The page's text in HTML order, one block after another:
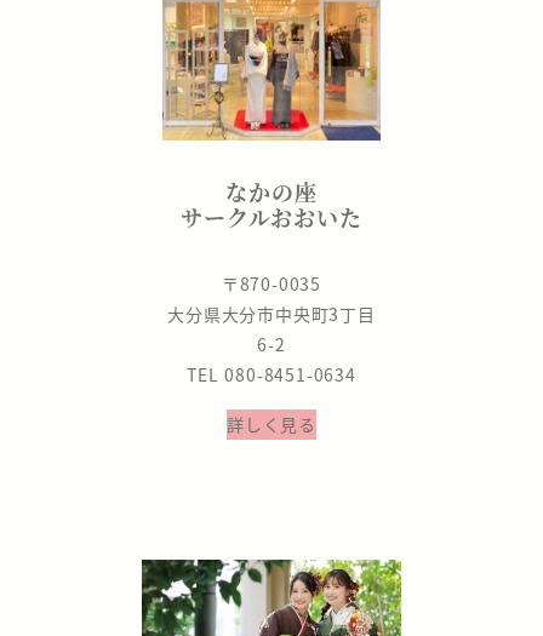
なかの座
サークルおおいた
〒870-0035
大分県大分市中央町3丁目
6-2
TEL 080-8451-0634
詳しく見る